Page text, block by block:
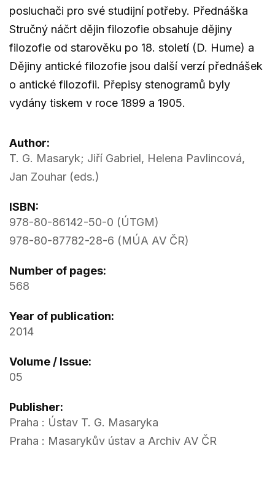
posluchači pro své studijní potřeby. Přednáška
Stručný náčrt dějin filozofie obsahuje dějiny
filozofie od starověku po 18. století (D. Hume) a
Dějiny antické filozofie jsou další verzí přednášek
o antické filozofii. Přepisy stenogramů byly
vydány tiskem v roce 1899 a 1905.
Author:
T. G. Masaryk; Jiří Gabriel, Helena Pavlincová,
Jan Zouhar (eds.)
ISBN:
978-80-86142-50-0 (ÚTGM)
978-80-87782-28-6 (MÚA AV ČR)
Number of pages:
568
Year of publication:
2014
Volume / Issue:
05
Publisher:
Praha : Ústav T. G. Masaryka
Praha : Masarykův ústav a Archiv AV ČR